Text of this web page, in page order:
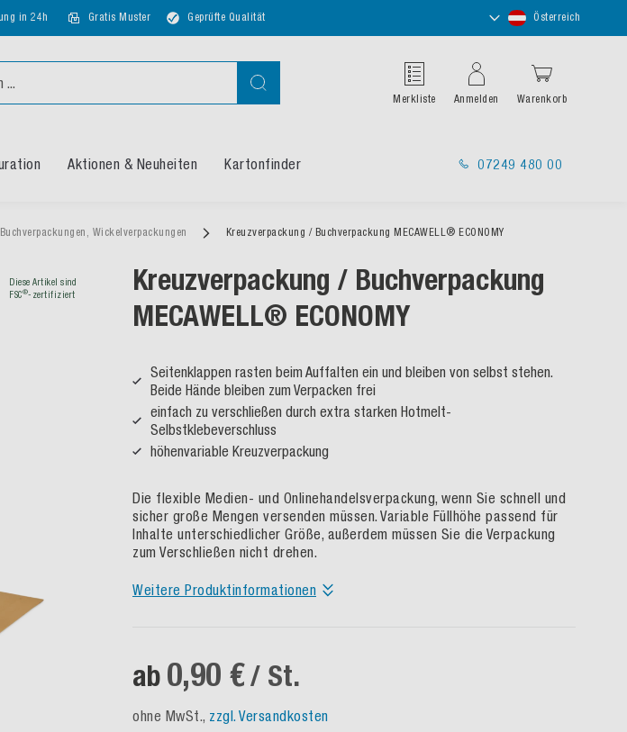
in 24h Gratis Muster Geprüfte Qualität
Store
auswählen
Österreich
Suche
Merkliste Anmelden Warenkorb
Aktionen & Neuheiten Kartonfinder 07249 480 00
Buchverpackungen, Wickelverpackungen Kreuzverpackung / Buchverpackung MECAWELL® ECONOMY
Diese Artikel sind
FSC®-zertifiziert
Kreuzverpackung / Buchverpackung
MECAWELL® ECONOMY
Seitenklappen rasten beim Auffalten ein und bleiben von selbst stehen.
Beide Hände bleiben zum Verpacken frei
einfach zu verschließen durch extra starken Hotmelt-
Selbstklebeverschluss
höhenvariable Kreuzverpackung
Die flexible Medien- und Onlinehandelsverpackung, wenn Sie schnell und
sicher große Mengen versenden müssen. Variable Füllhöhe passend für
Inhalte unterschiedlicher Größe, außerdem müssen Sie die Verpackung
zum Verschließen nicht drehen.
Weitere Produktinformationen
ab 0,90 €/ St.
ohne MwSt., zzgl. Versandkosten